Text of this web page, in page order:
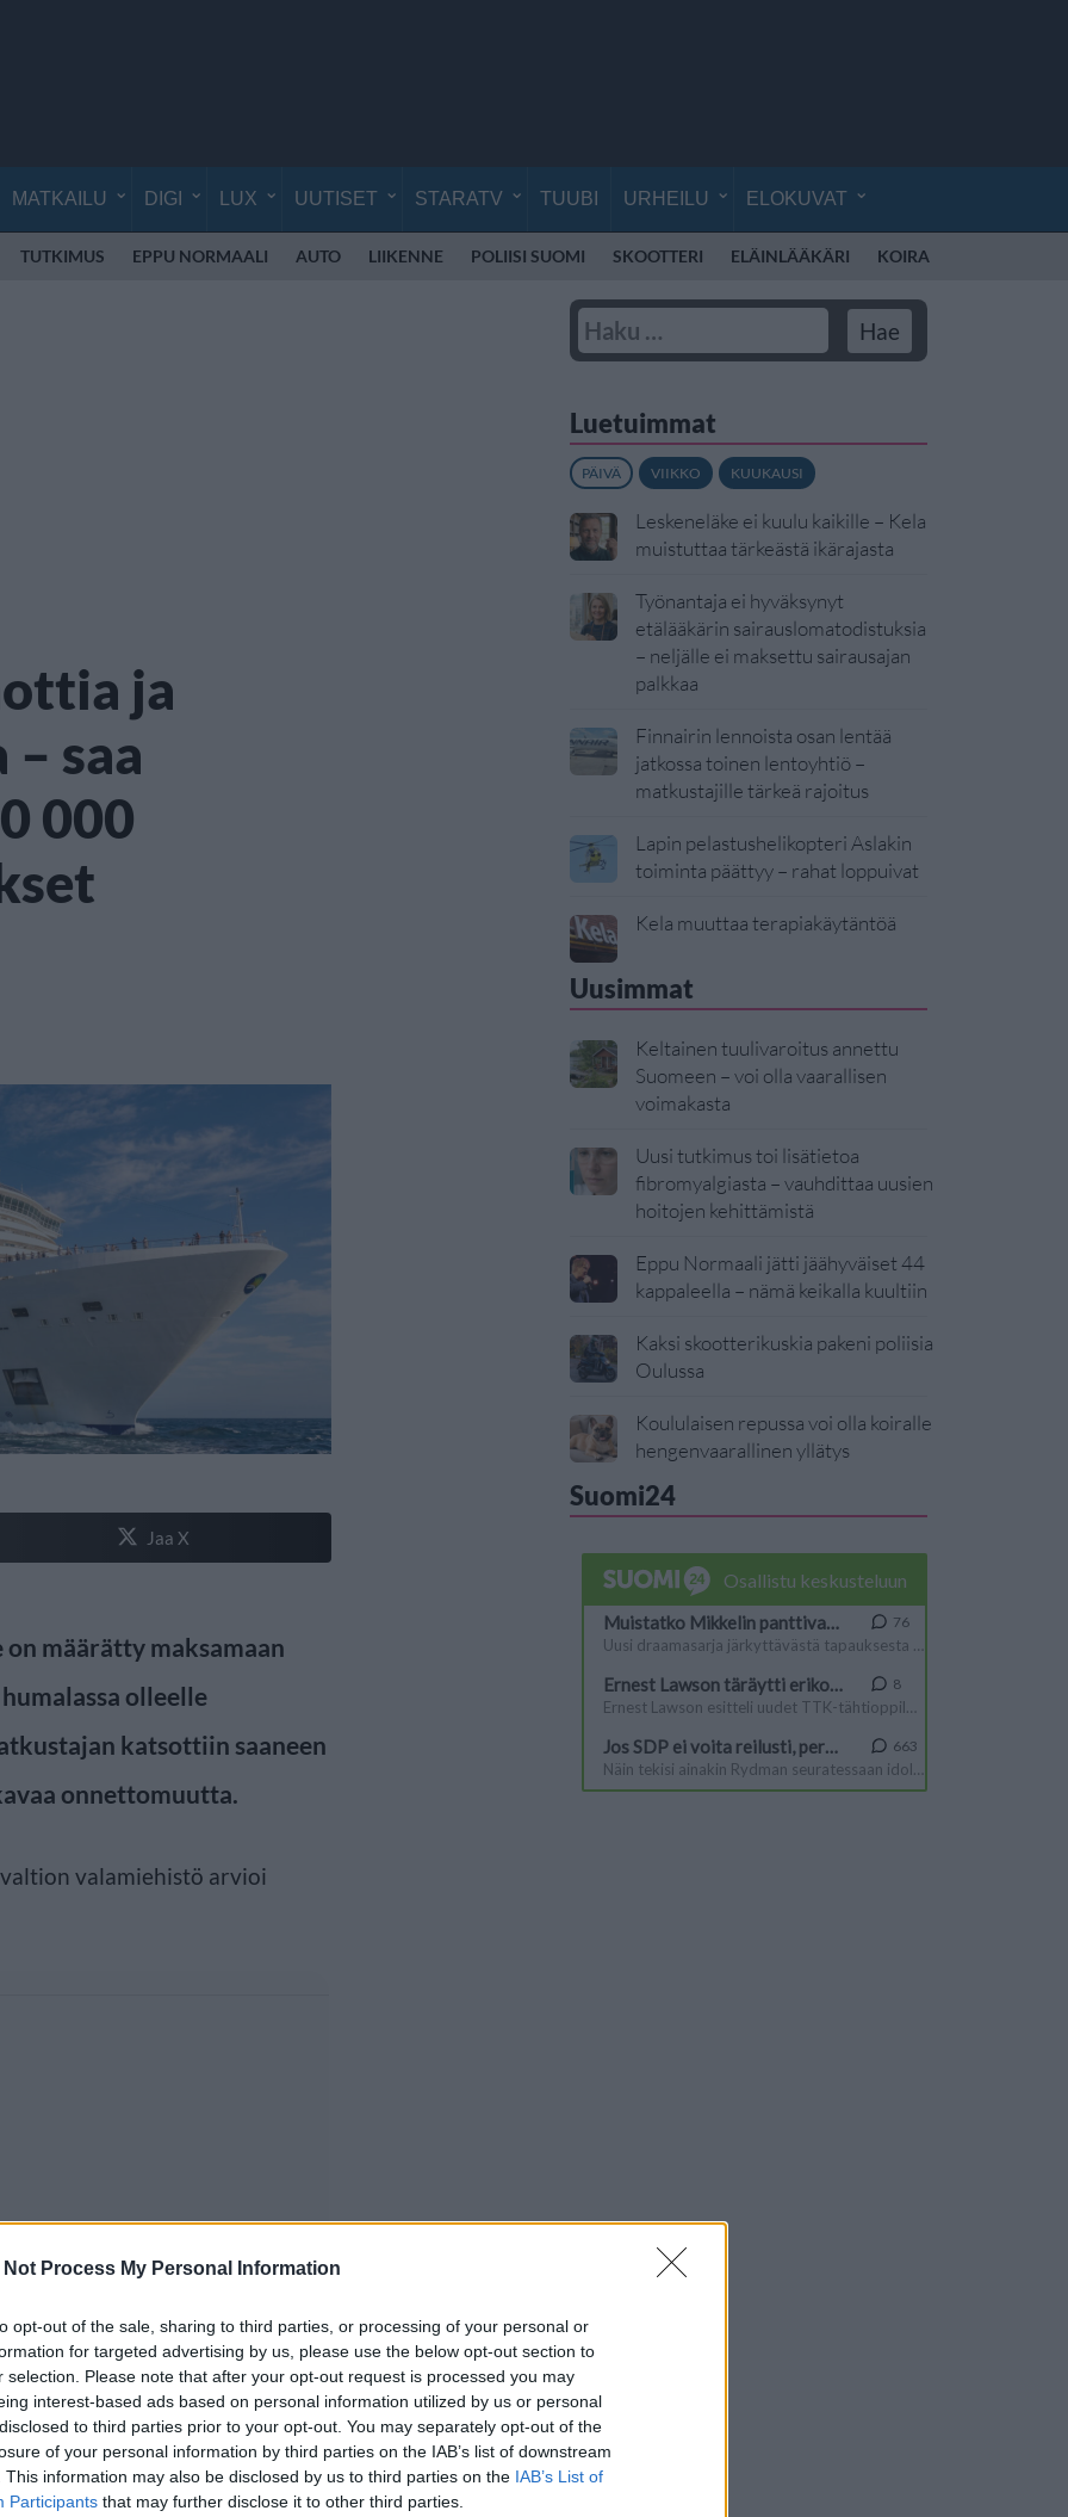
Not Process My Personal Information
opt-out of the sale, sharing to third parties, or processing of your personal or
for targeted advertising by us, please use the below opt-out section to
selection. Please note that after your opt-out request is processed you may
interest-based ads based on personal information utilized by us or personal
to third parties prior to your opt-out. You may separately opt-out of the
of your personal information by third parties on the IAB’s list of downstream
This information may also be disclosed by us to third parties on the IAB’s List of
Participants that may further disclose it to other third parties.
MATKAILU DIGI LUX UUTISET STARATV TUUBI URHEILU ELOKUVAT
TUTKIMUS EPPU NORMAALI AUTO LIIKENNE POLIISI SUOMI SKOOTTERI ELÄINLÄÄKÄRI KOIRA
ja
saa
000
Jaa X
määrätty maksamaan
olleelle
katsottiin saaneen
onnettomuutta.
valamiehistö arvioi
Luetuimmat
PÄIVÄ VIIKKO KUUKAUSI
Leskeneläke ei kuulu kaikille – Kela
muistuttaa tärkeästä ikärajasta
Työnantaja ei hyväksynyt
etälääkärin sairauslomatodistuksia
– neljälle ei maksettu sairausajan
palkkaa
Finnairin lennoista osan lentää
jatkossa toinen lentoyhtiö –
matkustajille tärkeä rajoitus
Lapin pelastushelikopteri Aslakin
toiminta päättyy – rahat loppuivat
Kela muuttaa terapiakäytäntöä
Uusimmat
Keltainen tuulivaroitus annettu
Suomeen – voi olla vaarallisen
voimakasta
Uusi tutkimus toi lisätietoa
fibromyalgiasta – vauhdittaa uusien
hoitojen kehittämistä
Eppu Normaali jätti jäähyväiset 44
kappaleella – nämä keikalla kuultiin
Kaksi skootterikuskia pakeni poliisia
Oulussa
Koululaisen repussa voi olla koiralle
hengenvaarallinen yllätys
Suomi24